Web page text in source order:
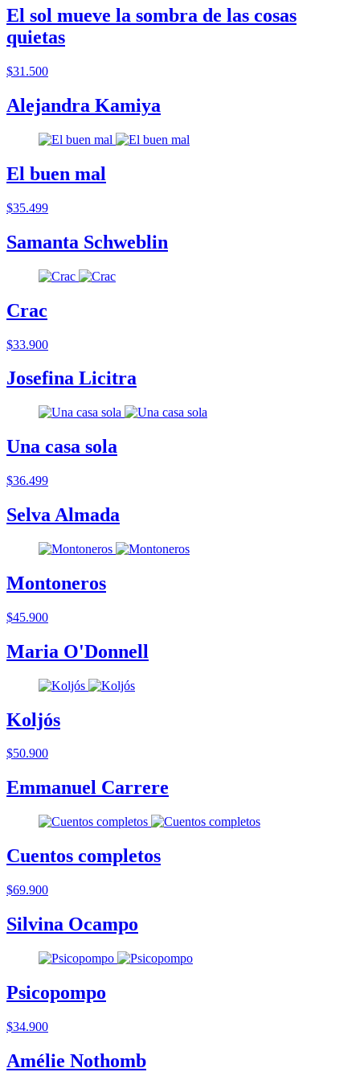
El sol mueve la sombra de las cosas
quietas
$31.500
Alejandra Kamiya
El buen mal
$35.499
Samanta Schweblin
Crac
$33.900
Josefina Licitra
Una casa sola
$36.499
Selva Almada
Montoneros
$45.900
Maria O'Donnell
Koljós
$50.900
Emmanuel Carrere
Cuentos completos
$69.900
Silvina Ocampo
Psicopompo
$34.900
Amélie Nothomb